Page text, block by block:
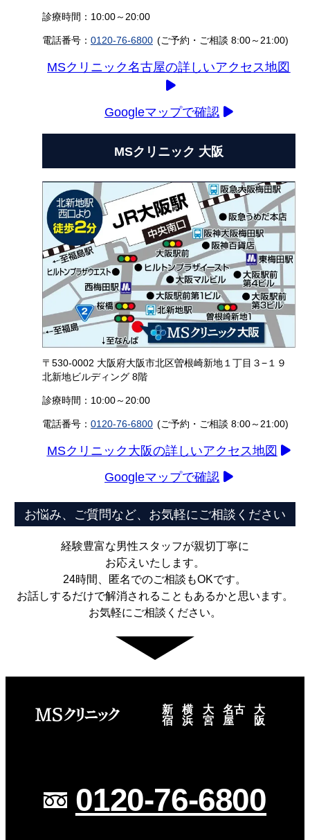
診療時間：10:00～20:00
電話番号： 0120-76-6800 (ご予約・ご相談 8:00～21:00)
MSクリニック名古屋の詳しいアクセス地図
Googleマップで確認
MSクリニック 大阪
〒530-0002 大阪府大阪市北区曽根崎新地１丁目３−１９
北新地ビルディング 8階
診療時間：10:00～20:00
電話番号： 0120-76-6800 (ご予約・ご相談 8:00～21:00)
MSクリニック大阪の詳しいアクセス地図
Googleマップで確認
お悩み、ご質問など、お気軽にご相談ください
経験豊富な男性スタッフが親切丁寧に
お応えいたします。
24時間、匿名でのご相談もOKです。
お話しするだけで解消されることもあるかと思います。
お気軽にご相談ください。
新
宿
横
浜
大
宮
名古
屋
大
阪
0120-76-6800